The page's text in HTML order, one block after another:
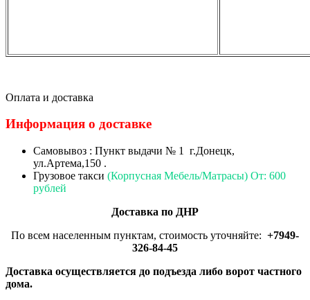
Оплата и доставка
Информация о доставке
Самовывоз : Пункт выдачи № 1 г.Донецк,
ул.Артема,150 .
Грузовое такси (Корпусная Мебель/Матрасы) От: 600
рублей
Доставка по ДНР
По всем населенным пунктам, стоимость уточняйте: +7949-
326-84-45
Доставка осуществляется до подъезда либо ворот частного
дома.